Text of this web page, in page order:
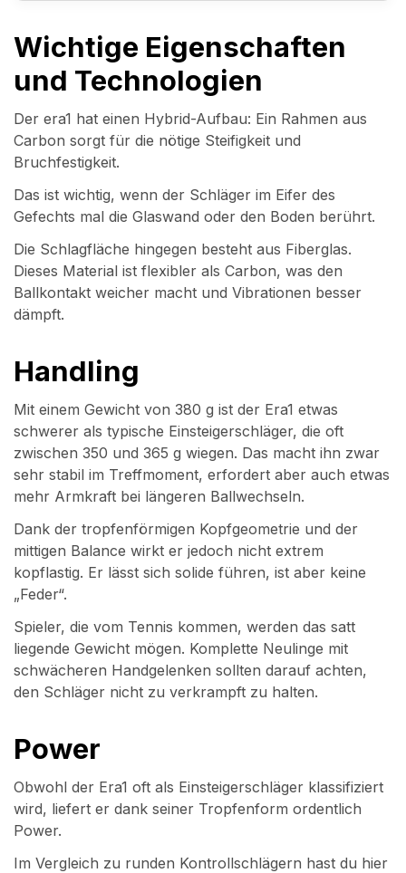
Wichtige Eigenschaften
und Technologien
Der era1 hat einen Hybrid-Aufbau: Ein Rahmen aus
Carbon sorgt für die nötige Steifigkeit und
Bruchfestigkeit.
Das ist wichtig, wenn der Schläger im Eifer des
Gefechts mal die Glaswand oder den Boden berührt.
Die Schlagfläche hingegen besteht aus Fiberglas.
Dieses Material ist flexibler als Carbon, was den
Ballkontakt weicher macht und Vibrationen besser
dämpft.
Handling
Mit einem Gewicht von 380 g ist der Era1 etwas
schwerer als typische Einsteigerschläger, die oft
zwischen 350 und 365 g wiegen. Das macht ihn zwar
sehr stabil im Treffmoment, erfordert aber auch etwas
mehr Armkraft bei längeren Ballwechseln.
Dank der tropfenförmigen Kopfgeometrie und der
mittigen Balance wirkt er jedoch nicht extrem
kopflastig. Er lässt sich solide führen, ist aber keine
„Feder“.
Spieler, die vom Tennis kommen, werden das satt
liegende Gewicht mögen. Komplette Neulinge mit
schwächeren Handgelenken sollten darauf achten,
den Schläger nicht zu verkrampft zu halten.
Power
Obwohl der Era1 oft als Einsteigerschläger klassifiziert
wird, liefert er dank seiner Tropfenform ordentlich
Power.
Im Vergleich zu runden Kontrollschlägern hast du hier